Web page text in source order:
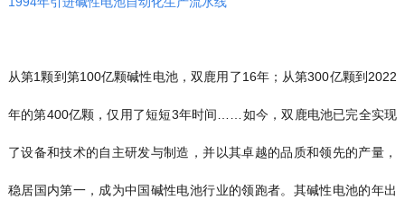
从第1颗到第100亿颗碱性电池，双鹿用了16年；从第300亿颗到2022
年的第400亿颗，仅用了短短3年时间……如今，双鹿电池已完全实现
了设备和技术的自主研发与制造，并以其卓越的品质和领先的产量，
稳居国内第一，成为中国碱性电池行业的领跑者。其碱性电池的年出